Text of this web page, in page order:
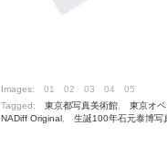
Images: 01 02 03 04
05
Tagged: 東京都写真美術館 東京オ
NADiff Original
生誕100年石元泰博写